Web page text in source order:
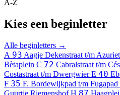
A-Z
Kies een beginletter
Alle beginletters →
A 93 Aagje Dekenstraat t/m
Bètaplein C 72 Cabralstraat t/m
Costastraat t/m DwergwierE 40
F 35 F. Bordewijkpad t/m Fugapad
Guurtje RiemenshofH 87